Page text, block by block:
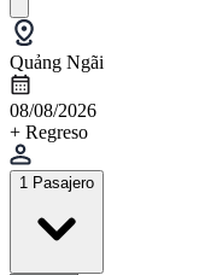
Quảng Ngãi
08/08/2026
+ Regreso
1 Pasajero